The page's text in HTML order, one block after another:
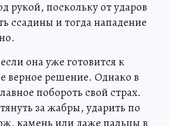
рукой, поскольку от ударов
ссадины и тогда нападение
она уже готовится к
верное решение. Однако в
побороть свой страх.
за жабры, ударить по
камень или даже пальцы в